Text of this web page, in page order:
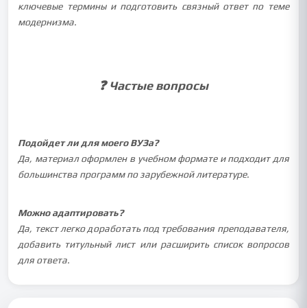
ключевые термины и подготовить связный ответ по теме
модернизма.
❓ Частые вопросы
Подойдет ли для моего ВУЗа?
Да, материал оформлен в учебном формате и подходит для
большинства программ по зарубежной литературе.
Можно адаптировать?
Да, текст легко доработать под требования преподавателя,
добавить титульный лист или расширить список вопросов
для ответа.